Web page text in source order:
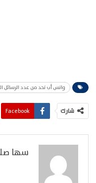
واتس أب تحد من عدد الرسائل
شارك Facebook
سها